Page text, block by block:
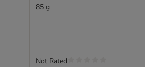
85 g
Not Rated